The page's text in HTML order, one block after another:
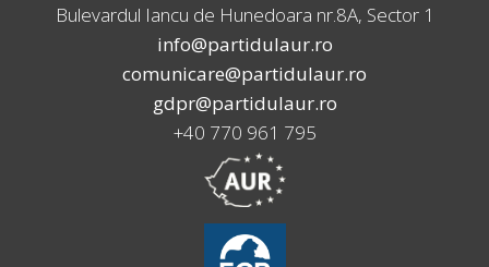
Bulevardul Iancu de Hunedoara nr.8A, Sector 1
info@partidulaur.ro
comunicare@partidulaur.ro
gdpr@partidulaur.ro
+40 770 961 795